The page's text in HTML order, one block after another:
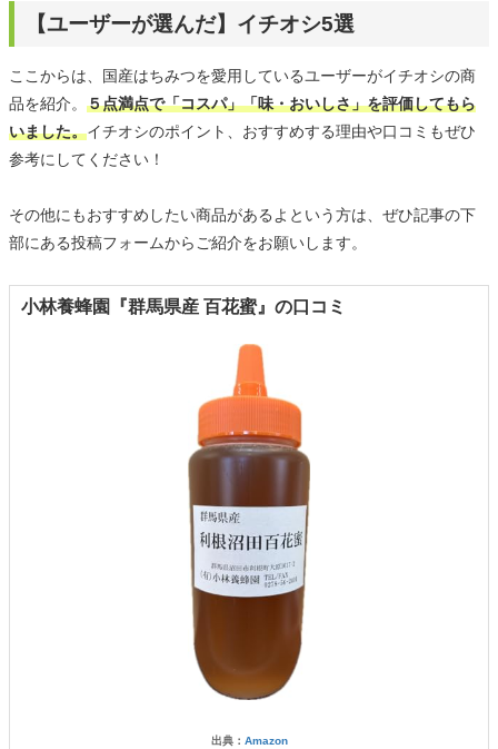
【ユーザーが選んだ】イチオシ5選
ここからは、国産はちみつを愛用しているユーザーがイチオシの商
品を紹介。 ５点満点で「コスパ」「味・おいしさ」を評価してもら
いました。イチオシのポイント、おすすめする理由や口コミもぜひ
参考にしてください！
その他にもおすすめしたい商品があるよという方は、ぜひ記事の下
部にある投稿フォームからご紹介をお願いします。
小林養蜂園『群馬県産 百花蜜』の口コミ
出典： Amazon